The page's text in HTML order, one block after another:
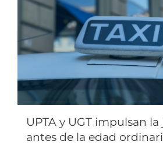
UPTA y UGT impulsan
antes de la edad